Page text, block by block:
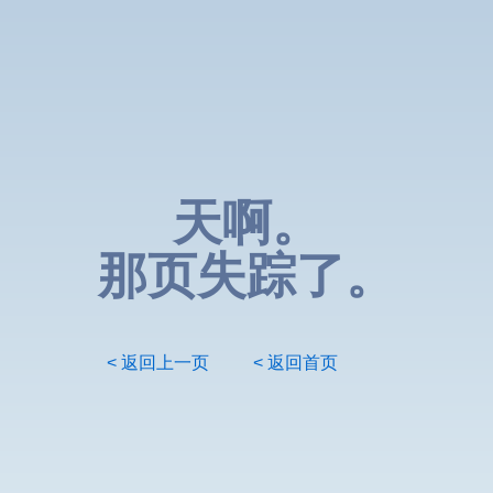
天啊。
那页失踪了。
< 返回上一页 < 返回首页